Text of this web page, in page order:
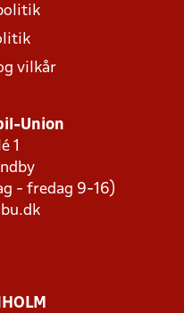
vilkår
Union
1
- fredag 9-16)